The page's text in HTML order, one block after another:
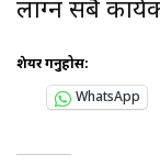
लाग्न सबै
शेयर गर्नुहोस:
WhatsApp